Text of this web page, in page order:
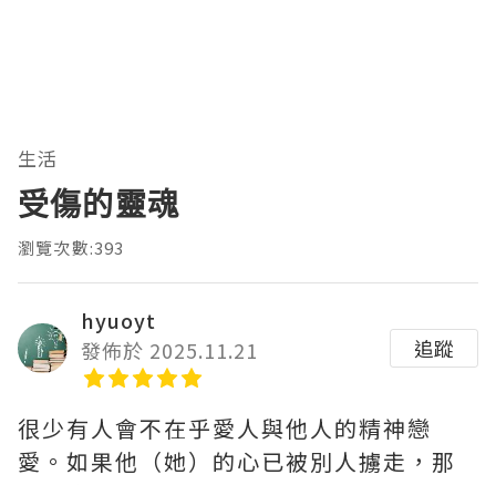
生活
受傷的靈魂
瀏覽次數:393
hyuoyt
發佈於 2025.11.21
追蹤
很少有人會不在乎愛人與他人的精神戀
愛。如果他（她）的心已被別人擄走，那